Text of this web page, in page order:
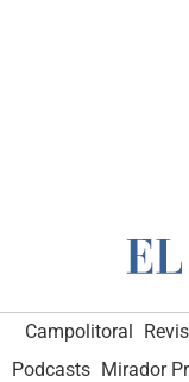
Campolitoral
Podcasts Mirador